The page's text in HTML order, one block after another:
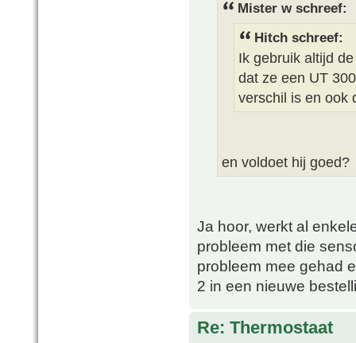
Mister w schreef:
Hitch schreef:
Ik gebruik altijd
dat ze een UT
verschil is en ook
en voldoet hij goed?
Ja hoor, werkt al
probleem met die
probleem mee gehad
2 in een nieuwe
Re: Thermostaat